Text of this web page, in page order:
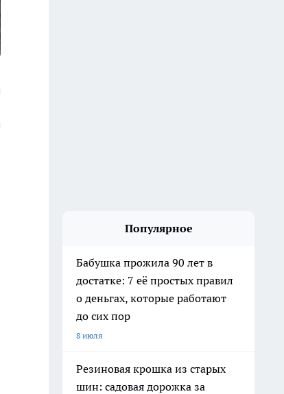
Популярное
Бабушка прожила 90 лет в
достатке: 7 её простых правил
о деньгах, которые работают
до сих пор
8 июля
Резиновая крошка из старых
шин: садовая дорожка за